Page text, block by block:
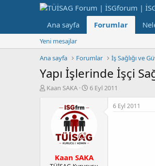
Ana sayfa Forumlar
Yeni mesajlar
Ana sayfa
Forumlar İş Sağlığı ve
Yapı İşlerinde İşçi
K
Kaan SAKA
B
g
ç
6 Eyl 2011
Kaan SAKA
6 Eyl 2011